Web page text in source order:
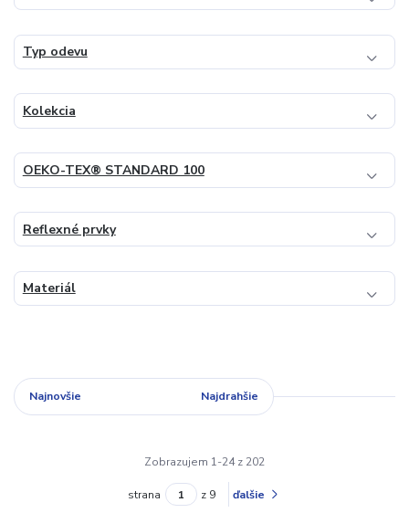
Typ odevu
Kolekcia
OEKO-TEX® STANDARD 100
Reflexné prvky
Materiál
Najnovšie Najdrahšie
Zobrazujem 1-24 z 202
strana z 9 ďalšie